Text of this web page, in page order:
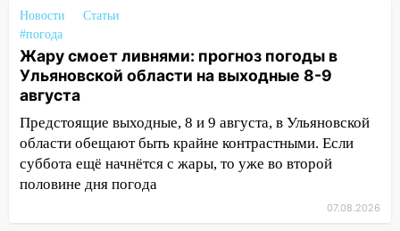
09:41
Диана Шурыгина уверовала в
Бога в СИЗО
09:35
В Ульяновске директора фирмы
будут судить за неуплату налогов на 48
млн рублей
08:22 Подросток на питбайке сбил
велосипедистку: пострадали двое
07:20 Жара возвращается: ожидается
Новости
Статьи
#погода
Жару смоет ливнями: прогноз погоды в
Ульяновской области на выходные 8-9
августа
Предстоящие выходные, 8 и 9 августа, в Ульяновской
области обещают быть крайне контрастными. Если
суббота ещё начнётся с жары, то уже во второй
половине дня погода
07.08.2026